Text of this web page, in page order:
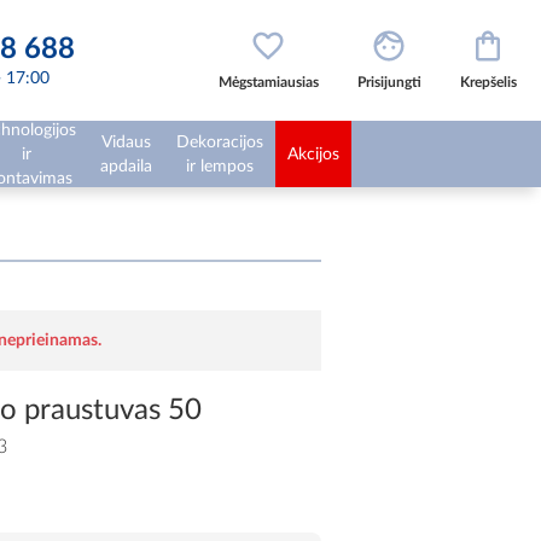
688
17:00 Mėgstamiausias Prisijungti Krepšelis
ir
Vidaus
apdaila
Dekoracijos
ir lempos
Akcijos
praustuvas 50